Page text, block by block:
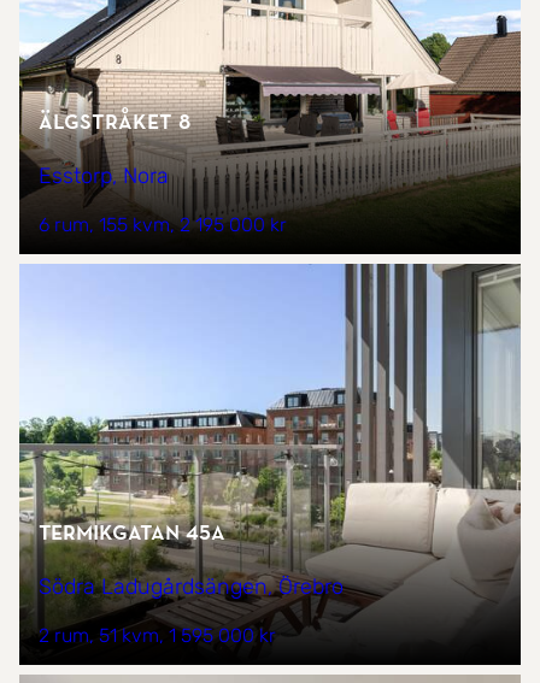
Älgstråket 8
Esstorp, Nora
6 rum 155 kvm 2 195 000 kr
Termikgatan 45A
Södra Ladugårdsängen, Örebro
2 rum 51 kvm 1 595 000 kr